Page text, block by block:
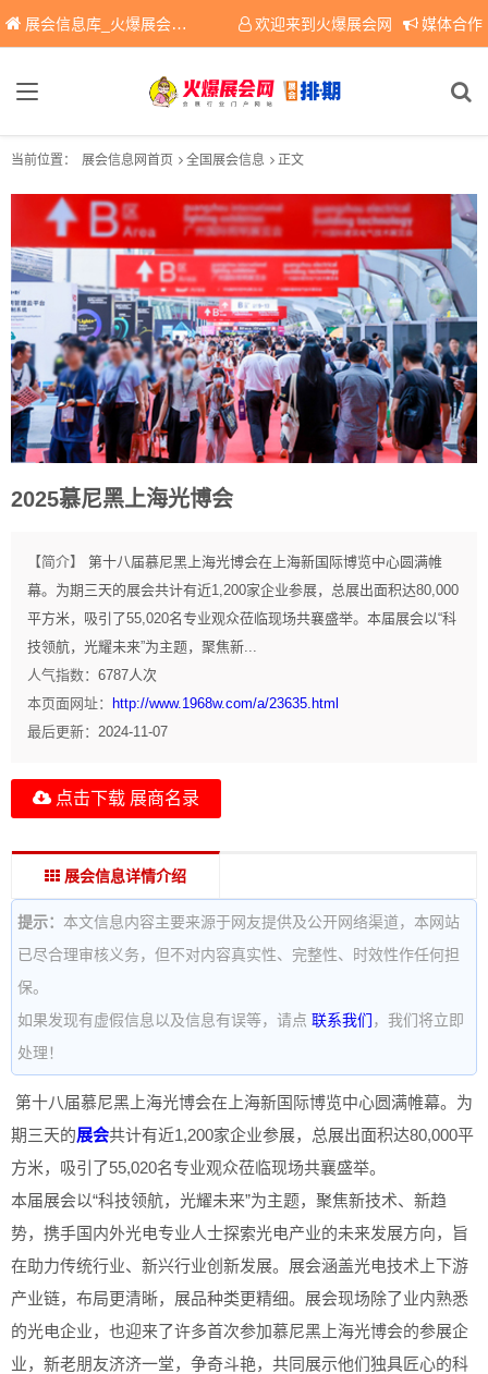
展会信息库_火爆展会网免费展会信息查询平台，提供专业会展服务！ 欢迎来到火爆展会网 媒体合作
当前位置： 展会信息网首页 全国展会信息 正文
2025慕尼黑上海光博会
【简介】
第十八届慕尼黑上海光博会在上海新国际博览中心圆满帷
幕。为期三天的展会共计有近1,200家企业参展，总展出面积达80,000
平方米，吸引了55,020名专业观众莅临现场共襄盛举。本届展会以“科
技领航，光耀未来”为主题，聚焦新...
人气指数： 6787人次
本页面网址：
http://www.1968w.com/a/23635.html
最后更新： 2024-11-07
点击下载 展商名录
展会信息详情介绍
提示： 本文信息内容主要来源于网友提供及公开网络渠道，本网站
已尽合理审核义务，但不对内容真实性、完整性、时效性作任何担
保。
如果发现有虚假信息以及信息有误等，请点 联系我们 ，我们将立即
处理！
第十八届慕尼黑上海光博会在上海新国际博览中心圆满帷幕。为
期三天的展会共计有近1,200家企业参展，总展出面积达80,000平
方米，吸引了55,020名专业观众莅临现场共襄盛举。
本届展会以“科技领航，光耀未来”为主题，聚焦新技术、新趋
势，携手国内外光电专业人士探索光电产业的未来发展方向，旨
在助力传统行业、新兴行业创新发展。展会涵盖光电技术上下游
产业链，布局更清晰，展品种类更精细。展会现场除了业内熟悉
的光电企业，也迎来了许多首次参加慕尼黑上海光博会的参展企
业，新老朋友济济一堂，争奇斗艳，共同展示他们独具匠心的科